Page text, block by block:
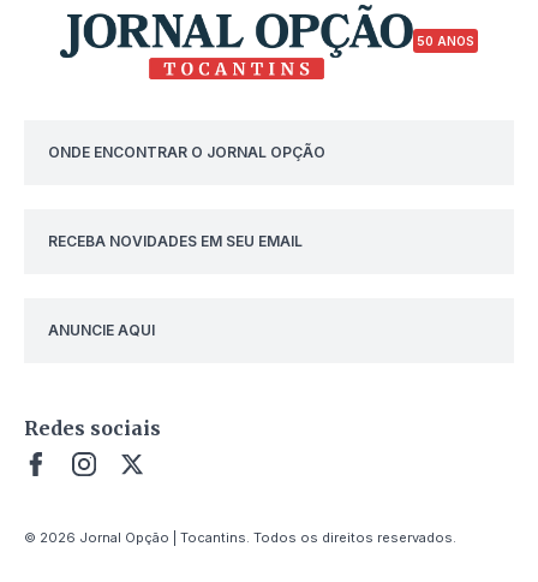
50 ANOS
ONDE ENCONTRAR O JORNAL OPÇÃO
RECEBA NOVIDADES EM SEU EMAIL
ANUNCIE AQUI
Redes sociais
© 2026 Jornal Opção | Tocantins. Todos os direitos reservados.